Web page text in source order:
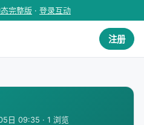
完整版 · 登录互动
注册
日 09:35 · 1 浏览